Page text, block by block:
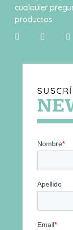
cualquier
productos